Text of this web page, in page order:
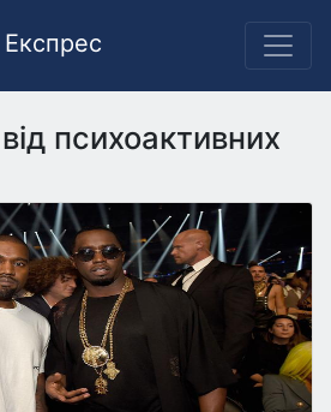
психоактивних